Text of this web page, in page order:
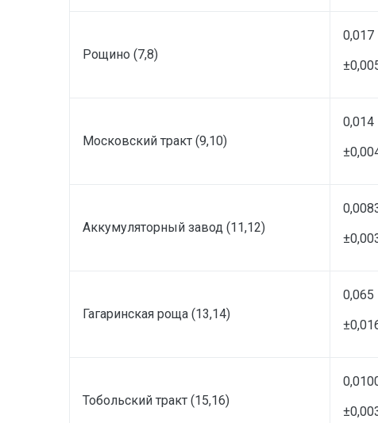
Рощино (7,8)
0,017
Московский тракт (9,10)
0,014
Аккумуляторный завод (11,12)
Гагаринская роща (13,14)
0,065
Тобольский тракт (15,16)